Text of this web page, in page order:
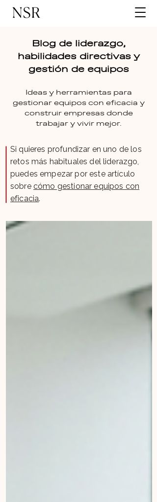
Blog de liderazgo,
habilidades directivas y
gestión de equipos
Ideas y herramientas para
gestionar equipos con eficacia y
construir empresas donde
trabajar y vivir mejor.
Si quieres profundizar en uno de los
retos más habituales del liderazgo,
puedes empezar por este artículo
sobre cómo gestionar equipos con
eficacia.